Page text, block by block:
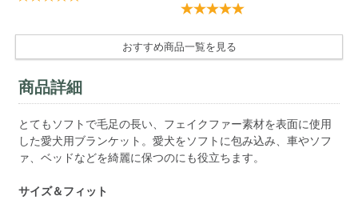
おすすめ商品一覧を見る
商品詳細
とてもソフトで毛足の長い、フェイクファー素材を表面に使用
した愛犬用ブランケット。愛犬をソフトに包み込み、車やソフ
ァ、ベッドなどを綺麗に保つのにも役立ちます。
サイズ＆フィット